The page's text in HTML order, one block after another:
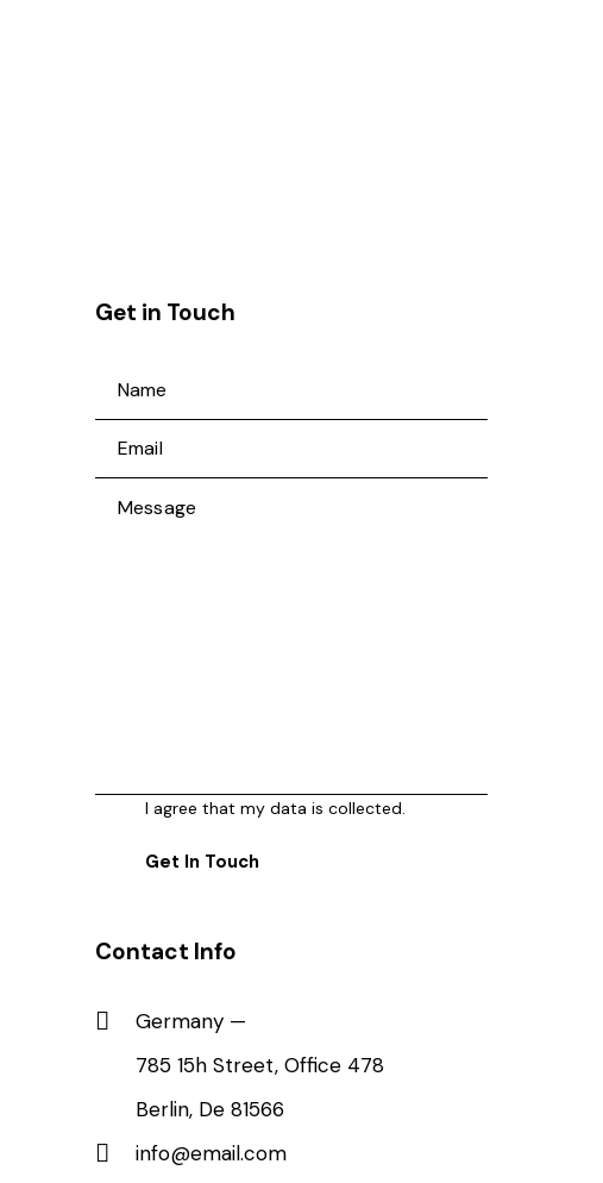
Get in Touch
I agree that my data iscollected.
Contact Info
Germany —
785 15h Street, Office 478
Berlin, De 81566
info@email.com